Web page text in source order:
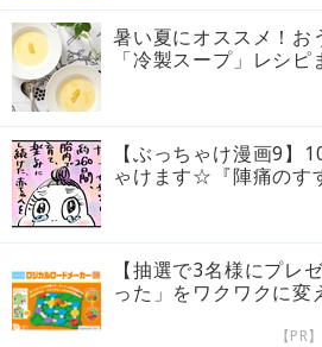
暑い夏にオススメ！お
「冷製スープ」レシピ
【ぶっちゃけ漫画9】
ゃけます☆『陣痛のす
【抽選で3名様にプレ
った」をワクワクに変
【PR